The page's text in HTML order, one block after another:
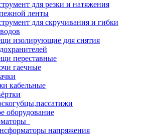
для резки и натяжения
ленты
для скручивания и гибки
изолирующие для снятия
переставные
гаечные
кабельные
оборудование
напряжения